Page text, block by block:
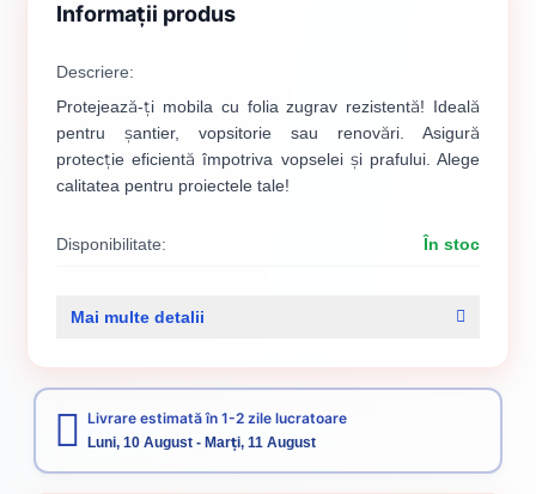
Informații produs
Descriere:
Protejează-ți mobila cu folia zugrav rezistentă! Ideală
pentru șantier, vopsitorie sau renovări. Asigură
protecție eficientă împotriva vopselei și prafului. Alege
calitatea pentru proiectele tale!
Disponibilitate: În stoc
Mai multe detalii
Livrare estimată în 1-2 zile lucratoare
Luni, 10 August - Marți, 11 August